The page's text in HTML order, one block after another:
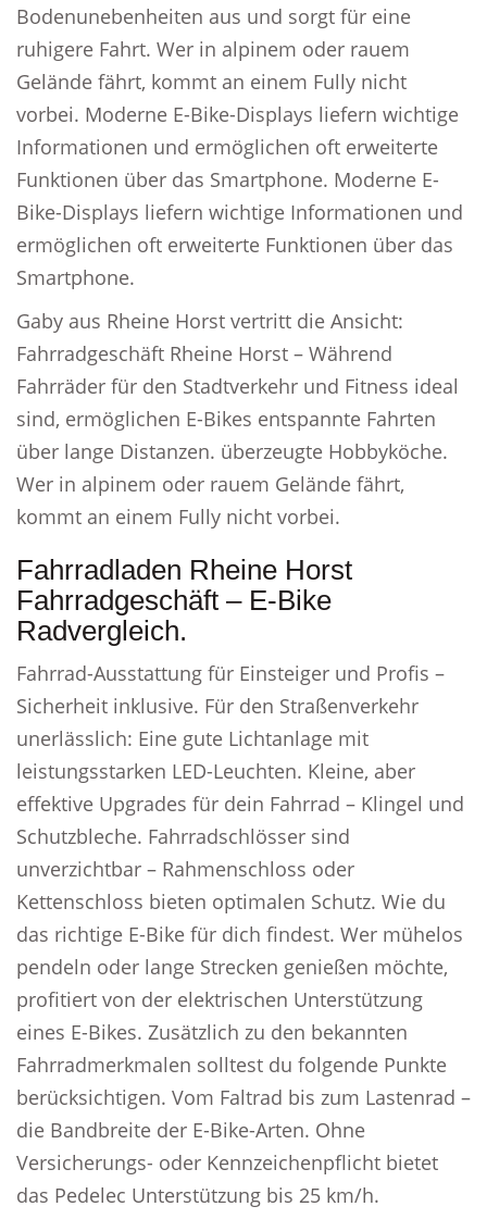
Bodenunebenheiten aus und sorgt für eine
ruhigere Fahrt. Wer in alpinem oder rauem
Gelände fährt, kommt an einem Fully nicht
vorbei. Moderne E-Bike-Displays liefern wichtige
Informationen und ermöglichen oft erweiterte
Funktionen über das Smartphone. Moderne E-
Bike-Displays liefern wichtige Informationen und
ermöglichen oft erweiterte Funktionen über das
Smartphone.
Gaby aus Rheine Horst vertritt die Ansicht:
Fahrradgeschäft Rheine Horst – Während
Fahrräder für den Stadtverkehr und Fitness ideal
sind, ermöglichen E-Bikes entspannte Fahrten
über lange Distanzen. überzeugte Hobbyköche.
Wer in alpinem oder rauem Gelände fährt,
kommt an einem Fully nicht vorbei.
Fahrradladen Rheine Horst
Fahrradgeschäft – E-Bike
Radvergleich.
Fahrrad-Ausstattung für Einsteiger und Profis –
Sicherheit inklusive. Für den Straßenverkehr
unerlässlich: Eine gute Lichtanlage mit
leistungsstarken LED-Leuchten. Kleine, aber
effektive Upgrades für dein Fahrrad – Klingel und
Schutzbleche. Fahrradschlösser sind
unverzichtbar – Rahmenschloss oder
Kettenschloss bieten optimalen Schutz. Wie du
das richtige E-Bike für dich findest. Wer mühelos
pendeln oder lange Strecken genießen möchte,
profitiert von der elektrischen Unterstützung
eines E-Bikes. Zusätzlich zu den bekannten
Fahrradmerkmalen solltest du folgende Punkte
berücksichtigen. Vom Faltrad bis zum Lastenrad –
die Bandbreite der E-Bike-Arten. Ohne
Versicherungs- oder Kennzeichenpflicht bietet
das Pedelec Unterstützung bis 25 km/h.